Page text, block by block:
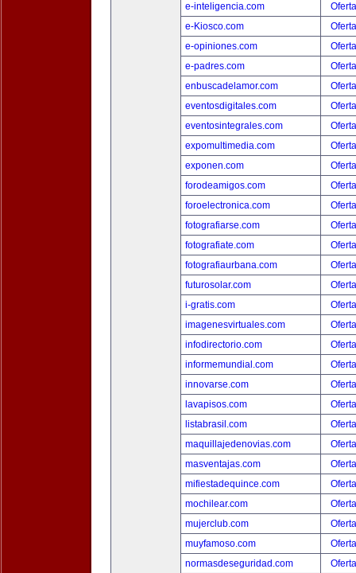
e-inteligencia.com
e-Kiosco.com
e-opiniones.com
e-padres.com
enbuscadelamor.com
eventosdigitales.com
eventosintegrales.com
expomultimedia.com
exponen.com
forodeamigos.com
foroelectronica.com
fotografiarse.com
fotografiate.com
fotografiaurbana.com
futurosolar.com
i-gratis.com
imagenesvirtuales.com
infodirectorio.com
informemundial.com
innovarse.com
lavapisos.com
listabrasil.com
maquillajedenovias.com
masventajas.com
mifiestadequince.com
mochilear.com
mujerclub.com
muyfamoso.com
normasdeseguridad.com